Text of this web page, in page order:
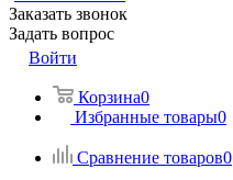
Заказать звонок
Задать вопрос
Войти
Корзина0
Избранные товары0
Сравнение товаров0